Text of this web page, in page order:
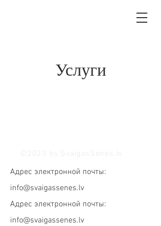
Услуги
Адрес электронной почты:
info@svaigassenes.lv
Адрес электронной почты:
info@svaigassenes.lv